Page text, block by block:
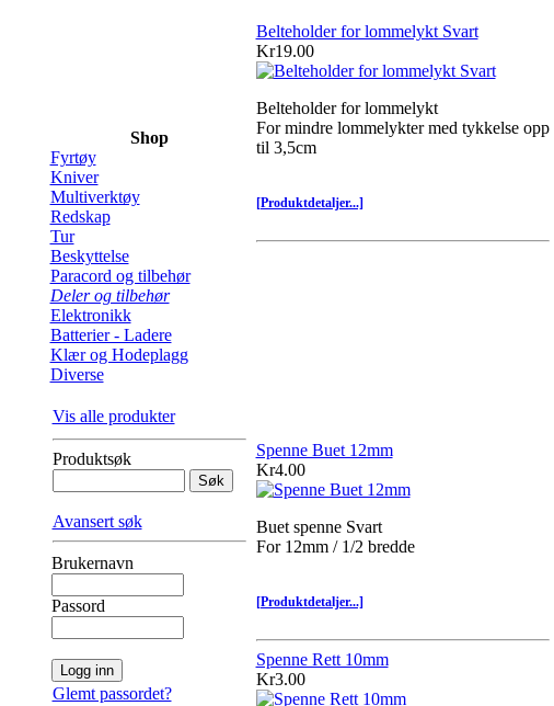
Shop
Fyrtøy
Kniver
Multiverktøy
Redskap
Tur
Beskyttelse
Paracord og tilbehør
Deler og tilbehør
Elektronikk
Batterier - Ladere
Klær og Hodeplagg
Diverse
Vis alle produkter
Produktsøk
Avansert søk
Brukernavn
Passord
Glemt passordet?
Belteholder for lommelykt Svart
Kr19.00
Belteholder for lommelykt
For mindre lommelykter med tykkelse opp
til 3,5cm
[Produktdetaljer...]
Spenne Buet 12mm
Kr4.00
Buet spenne Svart
For 12mm / 1/2 bredde
[Produktdetaljer...]
Spenne Rett 10mm
Kr3.00